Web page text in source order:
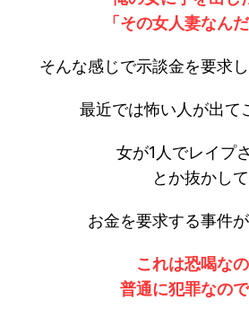
「その女人妻なんだ
そんな感じで示談金を要求
最近では怖い人が出て
女が1人でレイプ
とか抜かして
お金を要求する事件
これは恐喝な
普通に犯罪なの